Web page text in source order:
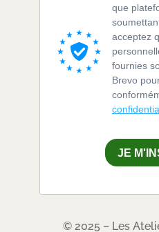
que
acceptez
fournies
Brevo
JE
© 2025 – Les